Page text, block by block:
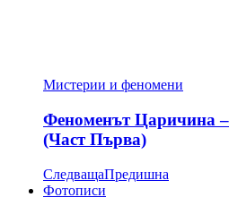
Мистерии и феномени
Феноменът Царичина
(Част Първа)
СледващаПредишна
Фотописи